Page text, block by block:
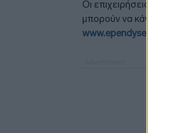
Οι επιχειρήσεις
μπορούν να κάνουν
www.ependyseis.gr/